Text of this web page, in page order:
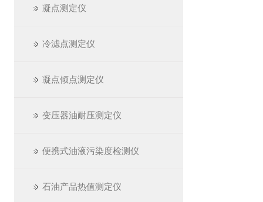
凝点测定仪
冷滤点测定仪
凝点倾点测定仪
变压器油耐压测定仪
便携式油液污染度检测仪
石油产品热值测定仪